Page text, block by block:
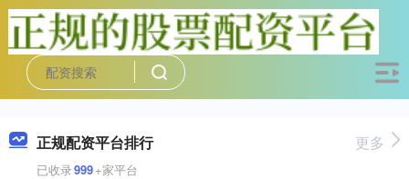
正规配资平台排行
已收录999+家平台
更多